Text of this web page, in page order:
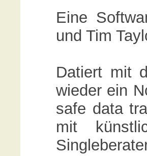
Eine
und Tim
Datiert mit
wieder ein
safe data
mit